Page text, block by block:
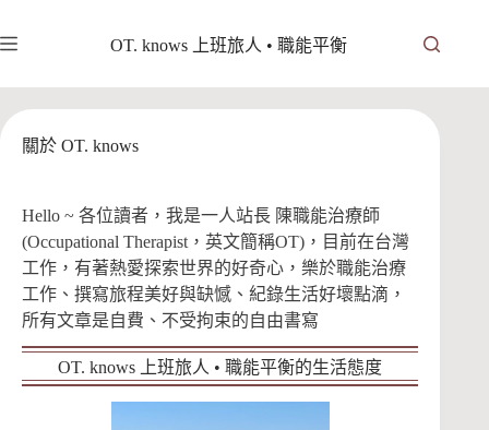
至
要
內
OT. knows 上班旅人 • 職能平衡
關於 OT. knows
Hello ~ 各位讀者，我是一人站長 陳職能治療師
(Occupational Therapist，英文簡稱OT)，目前在台灣
工作，有著熱愛探索世界的好奇心，樂於職能治療
工作、撰寫旅程美好與缺憾、紀錄生活好壞點滴，
所有文章是自費、不受拘束的自由書寫
OT. knows 上班旅人 • 職能平衡的生活態度